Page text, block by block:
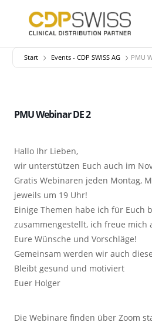
Start Events - CDP SWISS AG PMU
PMU Webinar DE 2
Hallo Ihr Lieben,
wir unterstützen Euch auch im
Gratis Webinaren jeden Montag,
jeweils um 19 Uhr!
Einige Themen habe ich für Euch
zusammengestellt, ich freue mich
Eure Wünsche und Vorschläge!
Gemeinsam werden wir auch
Bleibt gesund und motiviert
Euer Holger
Die Webinare finden über Zoom